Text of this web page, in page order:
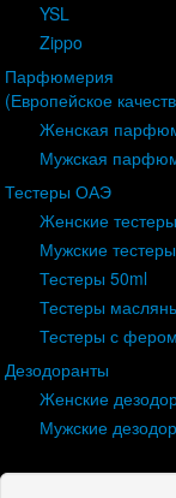
YSL
Zippo
Парфюмерия
(Европейское
Женская
Мужская
Тестеры ОАЭ
Женские тестеры
Мужские тестеры
Тестеры 50ml
Тестеры
Тестеры с
Дезодоранты
Женские
Мужские